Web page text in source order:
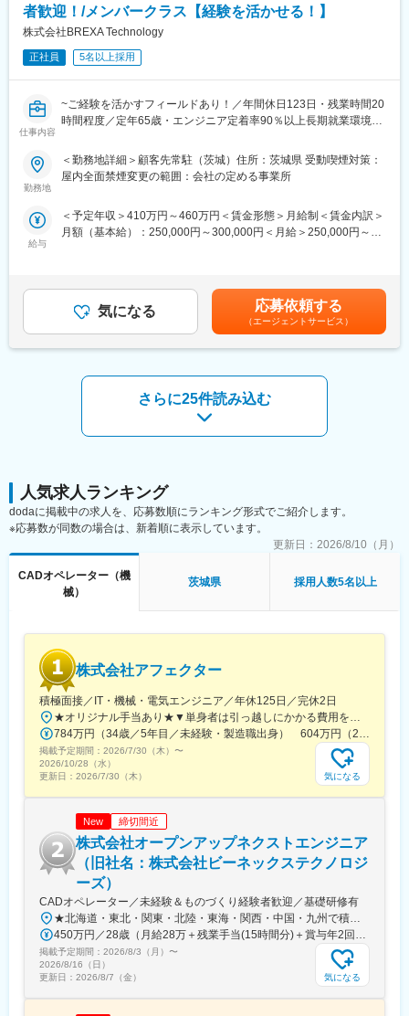
ともなうリスクを気にすることなく、社内で自分の新しいキャリ
アを形成し、可能性を広げることが可能です。シフトしたことに
ております。
変更の範囲：会社の定める業務
より良い環境で難易度が高く専門性を高めていきたい！
そんなあなたにピッタリです。
・配電盤：高圧受電設備（キュービクル）制御盤：主に動力制御
盤（空調機関係中心）の設計業務
※ご経験スキルに応じて別案件へのご相談も承ります。
・全社月平均残業時間：20時間程度
・年休：123日程度
・定年：65歳となっており、その後も１年更新での契約社員とし
てご活躍いただけます。
・手厚い福利厚生：配属先への勤務に伴う引っ越し費用に関して
は、会社が全額負担します。家賃補助の金額に関して、6万円（家
賃＋共益費）の物件を上限として半分を支給いたします。他にも
■福利厚生「SS&CU制度」：
エンジニア（技術社員）を対象に、キャリアチェンジを支援する
制度です。U・Iターンしたい、上流工程へ挑戦したいなど転職に
よって上がった派遣料金が一定基準を超えた場合、給与に還元し
ております。
変更の範囲：会社の定める業務
者歓迎！/メンバークラス【経験を活かせる！】
株式会社BREXA Technology
正社員 5名以上採用
仕事内容
~ご経験を活かすフィールドあり！／年間休日123日・残業時間20
時間程度／定年65歳・エンジニア定着率90％以上長期就業環境あ
基本的には弊社クライアント様先に常駐していただき、業務に従
いただきながらの業務になります。
ます。
■業務内容
より良い環境で難易度が高く専門性を高めていきたい！
・大型制御盤の回路設計業務
・PLCを使用し、既存設備の改修業務
・配電盤：高圧受電設備（キュービクル）制御盤：主に動力制御
※ご経験スキルに応じて別案件へのご相談も承ります。
ご面接の際に志向性に合わせて様々お話しできればと思います。
・年休：123日程度
・キャリアサポート制度充実：社内に専属のカウンセラーがお
り、プロジェクト、働き方など相談できる環境がございます。
・定年：65歳となっており、その後も１年更新での契約社員とし
てご活躍いただけます。
・手厚い福利厚生：配属先への勤務に伴う引っ越し費用に関して
は、会社が全額負担します。家賃補助の金額に関して、6万円（家
賃＋共益費）の物件を上限として半分を支給いたします。他にも
家族手当制度等がございます。
■福利厚生「SS&CU制度」：
エンジニア（技術社員）を対象に、キャリアチェンジを支援する
制度です。U・Iターンしたい、上流工程へ挑戦したいなど転職に
ともなうリスクを気にすることなく、社内で自分の新しいキャリ
アを形成し、可能性を広げることが可能です。シフトしたことに
よって上がった派遣料金が一定基準を超えた場合、給与に還元し
ております。
変更の範囲：会社の定める業務
勤務地
＜勤務地詳細＞顧客先常駐（茨城）住所：茨城県 受動喫煙対策：
屋内全面禁煙変更の範囲：会社の定める事業所
給与
＜予定年収＞410万円～460万円＜賃金形態＞月給制＜賃金内訳＞
月額（基本給）：250,000円～300,000円＜月給＞250,000円～
の金額であり、選考を通じて上下する可能性があります。月給(月
額)は固定手当を含めた表記です。
気になる 応募依頼する
（エージェントサービス）
さらに25件読み込む
人気求人ランキング
dodaに掲載中の求人を、応募数順にランキング形式でご紹介します。
※応募数が同数の場合は、新着順に表示しています。
更新日： 2026/8/10（月）
CADオペレーター（機
械）
茨城県 採用人数5名以上
株式会社アフェクター
積極面接／IT・機械・電気エンジニア／年休125日／完休2日
★オリジナル手当あり★▼単身者は引っ越しにかかる費用を全額支給▼家賃・共益費を最大95％会社で負担▼勤務地は希望考慮▼自宅からの通勤圏内のみの勤務もOK▼転勤なし(転勤希望があれば、お気軽にお問合せOK)※転勤希望者に関しましては、上記の 引っ越し費用・家賃補助95％(規定あり)を支給！＼手当活用例／家賃＋共益費で、6万円の場合（単身／首都圏／20代）■会社負担：95％■実質自己負担額：3,000円＜プロジェクト先エリア＞関東エリア（東京都・神奈川県・千葉県・埼玉県）東海エリア（愛知県・岐阜県・三重県・静岡県）関西エリア（大阪府・京都府・兵庫県・滋賀県）※勤務地は、希望を考慮して決定します。▼名古屋本社愛知県名古屋市中村区名駅南2丁目14-19住友生命名古屋ビル14F▼川崎本社神奈川県川崎市川崎区砂子1-2-4川崎砂子ビルディング11F▼東京支社東京都港区芝大門2-9-4 VORT芝大門lll3F▼大阪支社大阪府大阪市北区中崎2丁目1-44嶌野ビル５F柔軟に勤務地の対応を実施！お気軽にご応募・ご相談ください♪
784万円（34歳／5年目／未経験・製造職出身） 604万円（28歳／3年目／未経験・営業職出身）
掲載予定期間： 2026/7/30（木） 〜
2026/10/28（水）
更新日： 2026/7/30（木） 気になる
New 締切間近
株式会社オープンアップネクストエンジニア
（旧社名：株式会社ビーネックステクノロジ
ーズ）
CADオペレーター／未経験＆ものづくり経験者歓迎／基礎研修有
★北海道・東北・関東・北陸・東海・関西・中国・九州で積極採用中！★勤務地は面接時にご相談ください★家賃、一部会社負担の寮・社宅あり【全国のプロジェクトを紹介！】北海道、青森、岩手、宮城、山形、福島、茨城、栃木、群馬、埼玉、千葉、東京、神奈川、山梨、新潟、富山、石川、長野、岐阜、静岡、愛知、三重、滋賀、京都、大阪、兵庫、奈良、岡山、広島、山口、愛媛福岡、佐賀、長崎、熊本、大分、宮崎、鹿児島
450万円／28歳（月給28万＋残業手当(15時間分)＋賞与年2回） 766万円／39歳（月給50万＋残業手当(15時間分)＋賞与年2回）
掲載予定期間： 2026/8/3（月） 〜
2026/8/16（日）
更新日： 2026/8/7（金） 気になる